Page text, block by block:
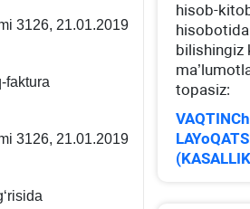
3126, 21.01.2019
faktura
3126, 21.01.2019
hisob-
bilishingiz
topasiz: